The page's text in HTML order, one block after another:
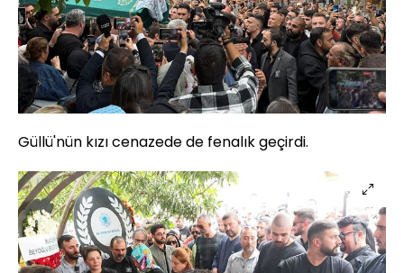
Güllü'nün kızı cenazede de fenalık geçirdi.